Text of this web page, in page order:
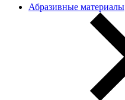
Абразивные материалы